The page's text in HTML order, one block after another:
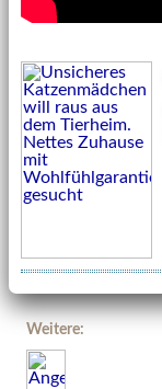
Weitere: